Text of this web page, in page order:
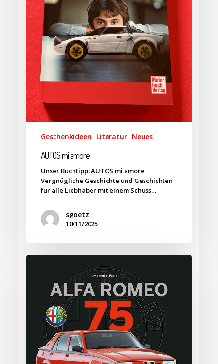
Geschenkideen Literatur Neues
AUTOS mi amore
Unser Buchtipp: AUTOS mi amore
Vergnügliche Geschichte und Geschichten
für alle Liebhaber mit einem Schuss…
sgoetz
10/11/2025